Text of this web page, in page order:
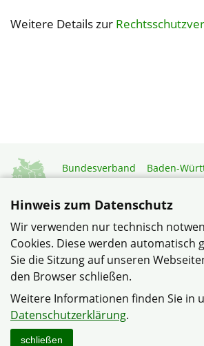
Weitere Details zur
Bundesverband Baden-
Hamburg
Hessen
Niedersachsen
Rheinland-Pfalz
Sachsen-Anhalt
Schleswig-
Mitgliedermagazin
© Kreisverband Solingen im Verband
Datenschutzerklärung
Hinweis zum Datenschutz
Wir verwenden nur technisch
Cookies. Diese werden automatisch
Sie die Sitzung auf unseren
den Browser schließen.
Weitere Informationen finden Sie in
Datenschutzerklärung.
schließen